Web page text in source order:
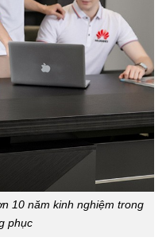
10 năm kinh nghiệm trong
phục